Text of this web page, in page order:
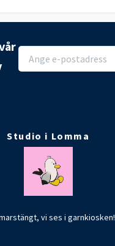
Studio i Lomma
vi ses i garnkiosken!